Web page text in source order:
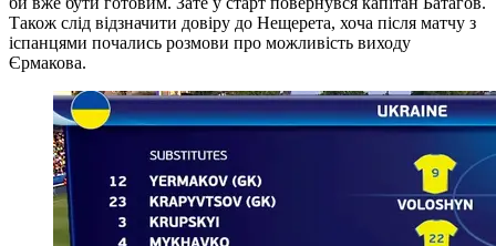
Також слід відзначити довіру до Нещерета, хоча після матчу з
іспанцями почались розмови про можливість виходу
Єрмакова.